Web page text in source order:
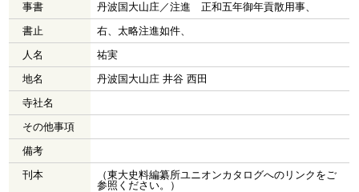
事書
丹波国大山庄／注進 正和五年御年貢散用事、
書止
右、太略注進如件、
人名
祐実
地名
丹波国大山庄 井谷 西田
寺社名
その他事項
備考
刊本
（東大史料編纂所ユニオンカタログへのリンクをご
参照ください。）